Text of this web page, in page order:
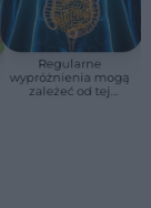
Regularne
wypróżnienia mogą
zależeć od tej